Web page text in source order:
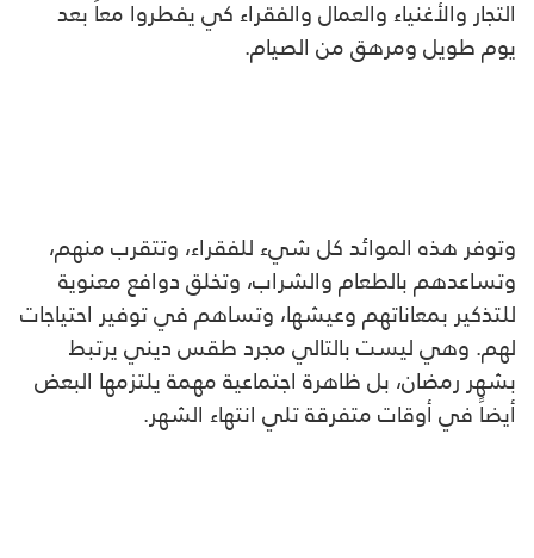
التجار والأغنياء والعمال والفقراء كي يفطروا معاً بعد
يوم طويل ومرهق من الصيام.
وتوفر هذه الموائد كل شيء للفقراء، وتتقرب منهم،
وتساعدهم بالطعام والشراب، وتخلق دوافع معنوية
للتذكير بمعاناتهم وعيشها، وتساهم في توفير احتياجات
لهم. وهي ليست بالتالي مجرد طقس ديني يرتبط
بشهر رمضان، بل ظاهرة اجتماعية مهمة يلتزمها البعض
أيضاً في أوقات متفرقة تلي انتهاء الشهر.